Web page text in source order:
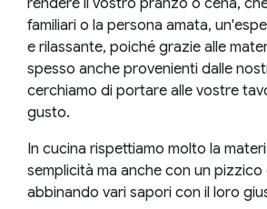
familiari o la persona amata,
e rilassante, poiché grazie alle
spesso anche provenienti dalle
cerchiamo di portare alle vostre
gusto.
In cucina rispettiamo molto la
semplicità ma anche con un pizzico
abbinando vari sapori con il loro